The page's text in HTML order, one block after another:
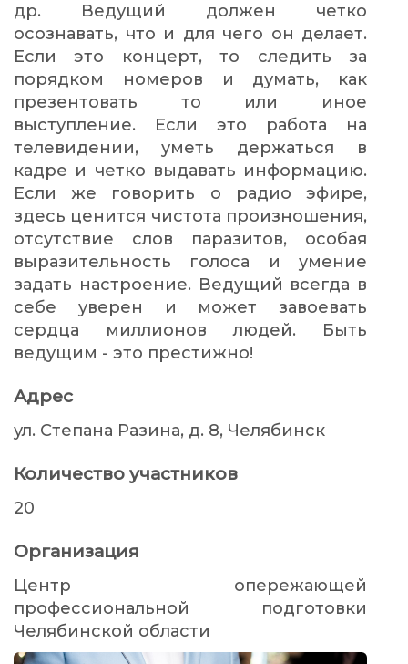
др. Ведущий должен четко
осознавать, что и для чего он делает.
Если это концерт, то следить за
порядком номеров и думать, как
презентовать то или иное
выступление. Если это работа на
телевидении, уметь держаться в
кадре и четко выдавать информацию.
Если же говорить о радио эфире,
здесь ценится чистота произношения,
отсутствие слов паразитов, особая
выразительность голоса и умение
задать настроение. Ведущий всегда в
себе уверен и может завоевать
сердца миллионов людей. Быть
ведущим - это престижно!
Адрес
ул. Степана Разина, д. 8, Челябинск
Количество участников
20
Организация
Центр опережающей
профессиональной подготовки
Челябинской области